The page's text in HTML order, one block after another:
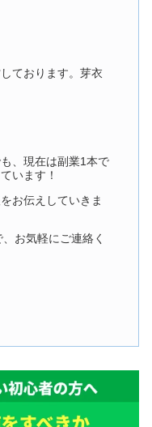
ております。芽衣
、現在は副業1本で
います！
お伝えしていきま
お気軽にご連絡く